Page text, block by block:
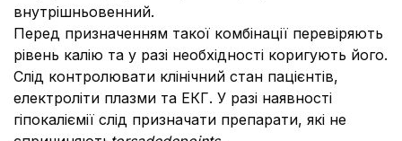
внутрішньовенний.
Перед призначенням такої комбінації перевіряють
рівень калію та у разі необхідності коригують його.
Слід контролювати клінічний стан пацієнтів,
електроліти плазми та ЕКГ. У разі наявності
гіпокаліємії слід призначати препарати, які не